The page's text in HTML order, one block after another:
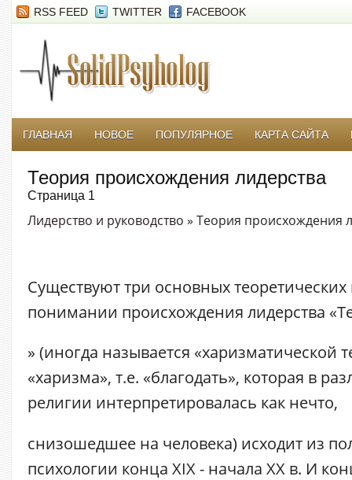
RSS FEED TWITTER FACEBOOK
ГЛАВНАЯ НОВОЕ ПОПУЛЯРНОЕ КАРТА САЙТА
Теория происхождения лидерства
Страница 1
Лидерство и руководство » Теория происхождения
Существуют три основных теоретических
понимании происхождения лидерства «
» (иногда называется «харизматической
«харизма», т.е. «благодать», которая в
религии интерпретировалась как нечто,
снизошедшее на человека) исходит из
психологии конца ХIX - начала XX в. И